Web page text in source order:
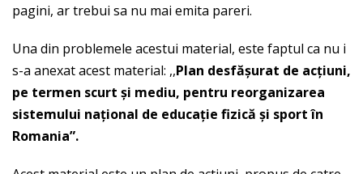
pagini, ar trebui sa nu mai emita pareri.
Una din problemele acestui material, este faptul ca nu i
s-a anexat acest material: ,,Plan desfășurat de acţiuni,
pe termen scurt și mediu, pentru reorganizarea
sistemului naţional de educaţie fizică și sport în
Romania”.